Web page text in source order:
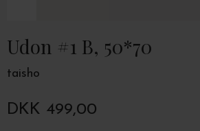
Udon #1 B, 50*70
taisho
DKK 499,00